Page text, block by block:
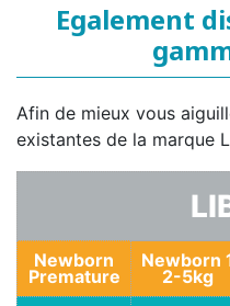
Egalement
Afin de mieux vous
existantes de la marque
Newborn
Premature
Newborn
2-5kg